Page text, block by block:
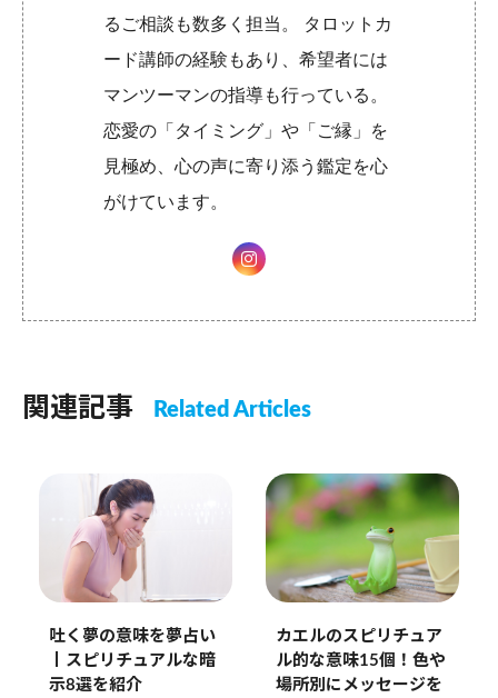
るご相談も数多く担当。 タロットカ
ード講師の経験もあり、希望者には
マンツーマンの指導も行っている。
恋愛の「タイミング」や「ご縁」を
見極め、心の声に寄り添う鑑定を心
がけています。
関連記事 Related Articles
吐く夢の意味を夢占い
丨スピリチュアルな暗
示8選を紹介
カエルのスピリチュア
ル的な意味15個！色や
場所別にメッセージを